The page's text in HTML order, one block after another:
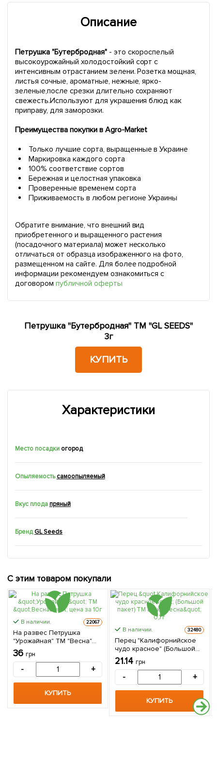
Описание
Петрушка "Бутербродная"- это скороспелый
высокоурожайный холодостойкий сорт с
интенсивным отрастанием зелени. Розетка мощная,
листья сочные, ароматные, нежные, ярко-
зеленые,после срезки длительно сохраняют
свежесть.Используют для украшения блюд как
приправу, для заморозки.
Преимущества покупки в Agro-Market
Только лучшие сорта, выращенные в Украине
Маркировка каждого сорта
100% соответствие сортов
Бережная и целостная упаковка
Проверенные временем сорта
Приживаемость в любом регионе Украины
Обратите внимание, что внешний вид
приобретенного и выращенного растения
(посадочного материала) может несколько
отличаться от образца изображенного на фото,
размещенном на сайте. Для более подробной
информации рекомендуем ознакомиться с
договором публичной оферты
Петрушка "Бутербродная" ТМ "GL SEEDS"
3г
КУПИТЬ
Характеристики
Место посадки огород
Опыляемость самоопыляемый
Вкус плодапряный
Бренд GL Seeds
С этим товаром покупали
В наличии. 22067
На развес Петрушка
"Урожайная" ТМ "Весна"
цена за 10г
36 грн
- +
КУПИТЬ
В наличии. 32480
Перец "Калифорнийское
чудо красное" (Большой
пакет) ТМ "Весна" 0,7г
21.14 грн
- +
КУПИТЬ